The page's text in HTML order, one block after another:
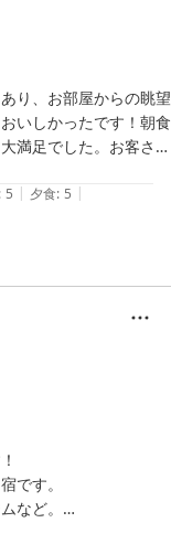
り、お部屋からの眺望
いしかったです！朝食
満足でした。お客さん
は温泉もゆったり入れ
: 5 | 夕食: 5 |
です。
など。
の後、宿泊棟ライブラ